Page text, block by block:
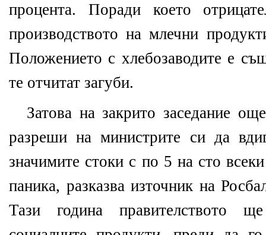
процента. Поради което
производството на млечни
Положението с хлебозаводите е
те отчитат загуби.
Затова на закрито заседание
разреши на министрите си да
значимите стоки с по 5 на сто
паника, разказва източник на
Тази година правителството